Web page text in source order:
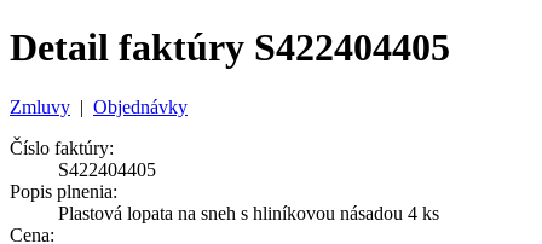
Detail faktúry S422404405
Zmluvy | Objednávky
Číslo faktúry:
S422404405
Popis plnenia:
Plastová lopata na sneh s hliníkovou násadou 4 ks
Cena: